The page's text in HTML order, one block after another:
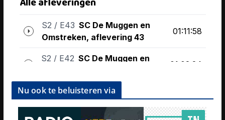
Nu ook te beluisteren via